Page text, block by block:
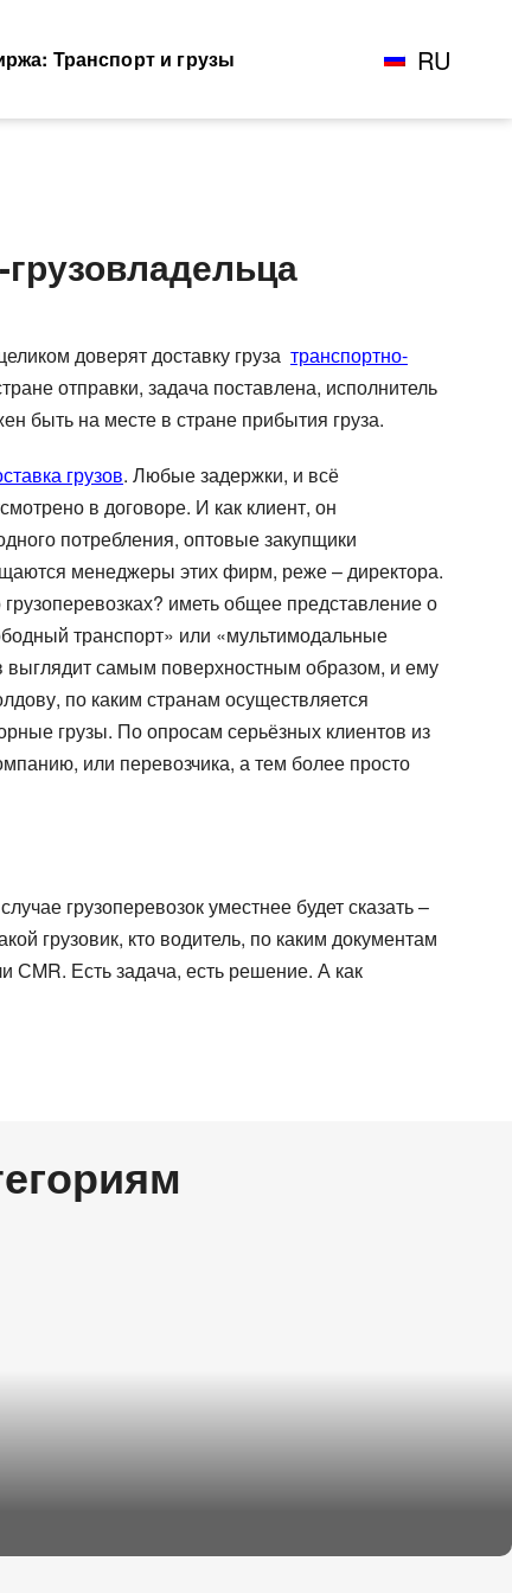
перевозок
ж.д
Стоимость перевозки посылок
Доставка посылки Страны СНГ
Посылки из Азии, и USA
Транспорт для доставки
Транспорт и грузы
Все типы грузов
Грузы для Ж.Д. перевозок
Грузы для авиа перевозок
Добавить транспорт
Все типы транспорта
Авто транспорт
Ж.Д. транспорт
Морской транспорт
Авиа транспорт
RU
доверят доставку груза транспортно-
отправки, задача поставлена, исполнитель
быть на месте в стране прибытия груза.
грузов. Любые задержки, и всё
в договоре. И как клиент, он
потребления, оптовые закупщики
менеджеры этих фирм, реже – директора.
иметь общее представление о
транспорт» или «мультимодальные
выглядит самым поверхностным образом, и ему
по каким странам осуществляется
грузы. По опросам серьёзных клиентов из
или перевозчика, а тем более просто
грузоперевозок уместнее будет сказать –
грузовик, кто водитель, по каким документам
СMR. Есть задача, есть решение. А как